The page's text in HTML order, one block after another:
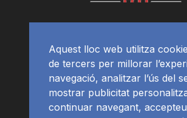
Aquest lloc web utilitza
de tercers per millorar
navegació, analitzar l’ús del
mostrar publicitat
continuar navegant, accepteu